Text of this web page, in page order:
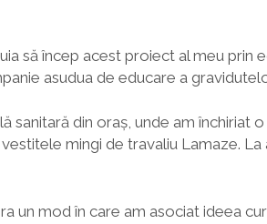
să încep acest proiect al meu prin
asudua de educare a
sanitară din oraș, unde am închiriat
mingi de travaliu Lamaze. La
un mod în care am asociat ideea